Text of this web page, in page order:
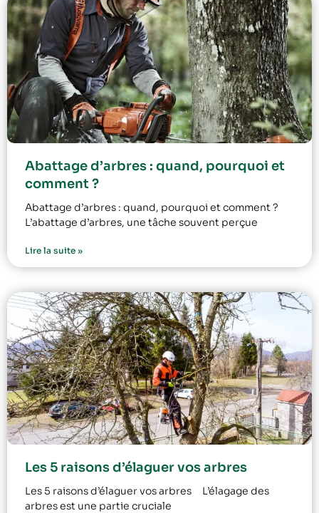
Abattage d’arbres : quand, pourquoi et
comment ?
Abattage d’arbres : quand, pourquoi et comment ?
L’abattage d’arbres, une tâche souvent perçue
Lire la suite »
Les 5 raisons d’élaguer vos arbres
Les 5 raisons d’élaguer vos arbres L’élagage des
arbres est une partie cruciale